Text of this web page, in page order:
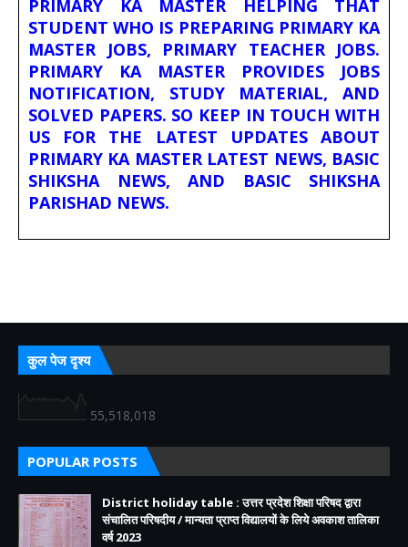
PRIMARY KA MASTER HELPING THAT
STUDENT WHO IS PREPARING PRIMARY KA
MASTER JOBS, PRIMARY TEACHER JOBS.
PRIMARY KA MASTER PROVIDES JOBS
NOTIFICATION, STUDY MATERIAL, AND
SOLVED PAPERS. SO KEEP IN TOUCH WITH
US FOR THE LATEST UPDATES ABOUT
PRIMARY KA MASTER LATEST NEWS, BASIC
SHIKSHA NEWS, AND BASIC SHIKSHA
PARISHAD NEWS.
कुल पेज दृश्य
55,518,018
POPULAR POSTS
District holiday table : उत्तर प्रदेश शिक्षा परिषद द्वारा
संचालित परिषदीय / मान्यता प्राप्त विद्यालयों के लिये अवकाश तालिका
वर्ष 2023